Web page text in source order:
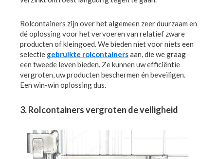
Rolcontainers zijn over het algemeen zeer duurzaam en
dé oplossing voor het vervoeren van relatief zware
producten of kleingoed. We bieden niet voor niets een
selectie gebruikte rolcontainersaan, die we graag
een tweede leven bieden. Ze kunnen uw efficiëntie
vergroten, uw producten beschermen én beveiligen.
Een win-win oplossing dus.
3. Rolcontainers vergroten de veiligheid